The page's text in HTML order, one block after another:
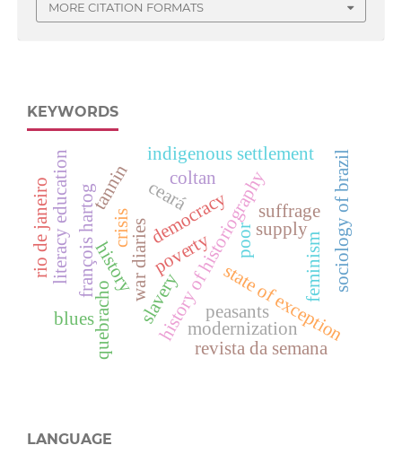
MORE CITATION FORMATS
KEYWORDS
history of historiography
war diariespoverty poor
slavery
democracy
state of exception
history
françois hartog
peasants
supply
crisis
ceará
indigenous settlement sociology of brazil
modernization
literacy education feminism
suffrage
revista da semana
rio de janeiro
quebracho
tannin coltan
blues
LANGUAGE